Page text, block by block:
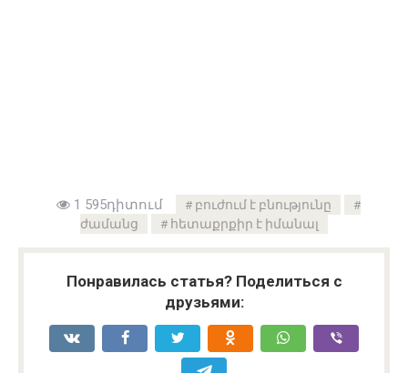
1 595դիտում
բուժում է բնությունը
ժամանց
հետաքրքիր է իմանալ
Понравилась статья? Поделиться с
друзьями: